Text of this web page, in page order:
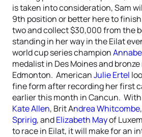
is taken into consideration, Sam
9th position or better here to
two and collect $30,000 from the
standing in her way in the Eilat
world cup series champion
medalist in Des Moines and
Edmonton. AmericanJulie Ertel
fine form after recording her first
earlier this month in Cancun.
Kate Allen, Brit Andrea Whitcombe
Spririg, andElizabeth Mayof
to race in Eilat, it will make for an